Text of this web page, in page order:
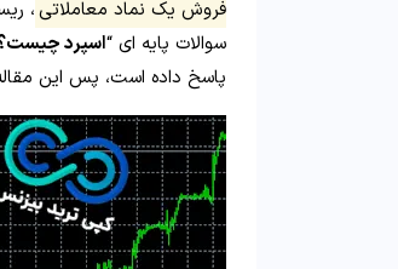
فروش یک نماد معاملاتی،
سوالات پایه ای “اسپرد
پاسخ داده است، پس این مقاله